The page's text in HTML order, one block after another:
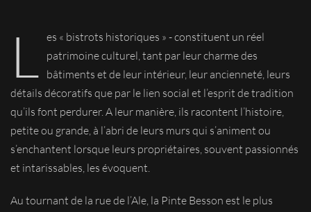
L
es « bistrots historiques » - constituent un réel
patrimoine culturel, tant par leur charme des
bâtiments et de leur intérieur, leur ancienneté, leurs
détails décoratifs que par le lien social et l’esprit de tradition
qu’ils font perdurer. A leur manière, ils racontent l’histoire,
petite ou grande, à l’abri de leurs murs qui s’animent ou
s’enchantent lorsque leurs propriétaires, souvent passionnés
et intarissables, les évoquent.
Au tournant de la rue de l’Ale, la Pinte Besson est le plus